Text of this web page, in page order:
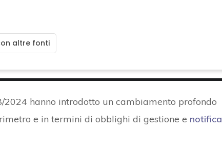
altre fonti
2024 hanno introdotto un cambiamento profondo
e in termini di obblighi di gestione e notifica